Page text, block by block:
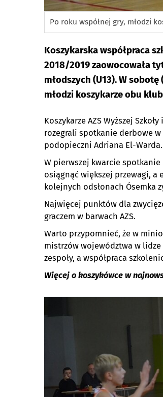
Po roku współnej gry, młodzi
Koszykarska współpraca
2018/2019 zaowocowała
młodszych (U13). W
młodzi koszykarze obu
Koszykarze AZS Wyższej
rozegrali spotkanie derbowe
podopieczni Adriana El-Warda.
W pierwszej kwarcie spotkanie
osiągnąć większej przewagi, a
kolejnych odsłonach Ósemka
Najwięcej punktów dla
graczem w barwach AZS.
Warto przypomnieć, że w
mistrzów województwa w lidze
zespoły, a współpraca
Więcej o koszykówce w